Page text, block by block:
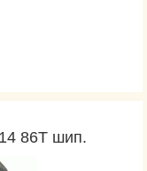
86T шип.